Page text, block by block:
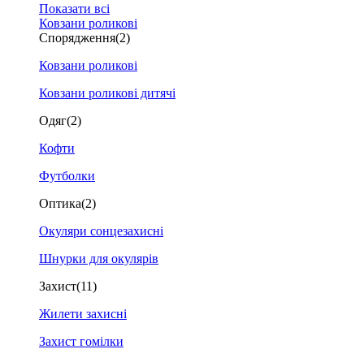
Показати всі
Ковзани роликові
Спорядження(2)
Ковзани роликові
Ковзани роликові дитячі
Одяг(2)
Кофти
Футболки
Оптика(2)
Окуляри сонцезахисні
Шнурки для окулярів
Захист(11)
Жилети захисні
Захист гомілки